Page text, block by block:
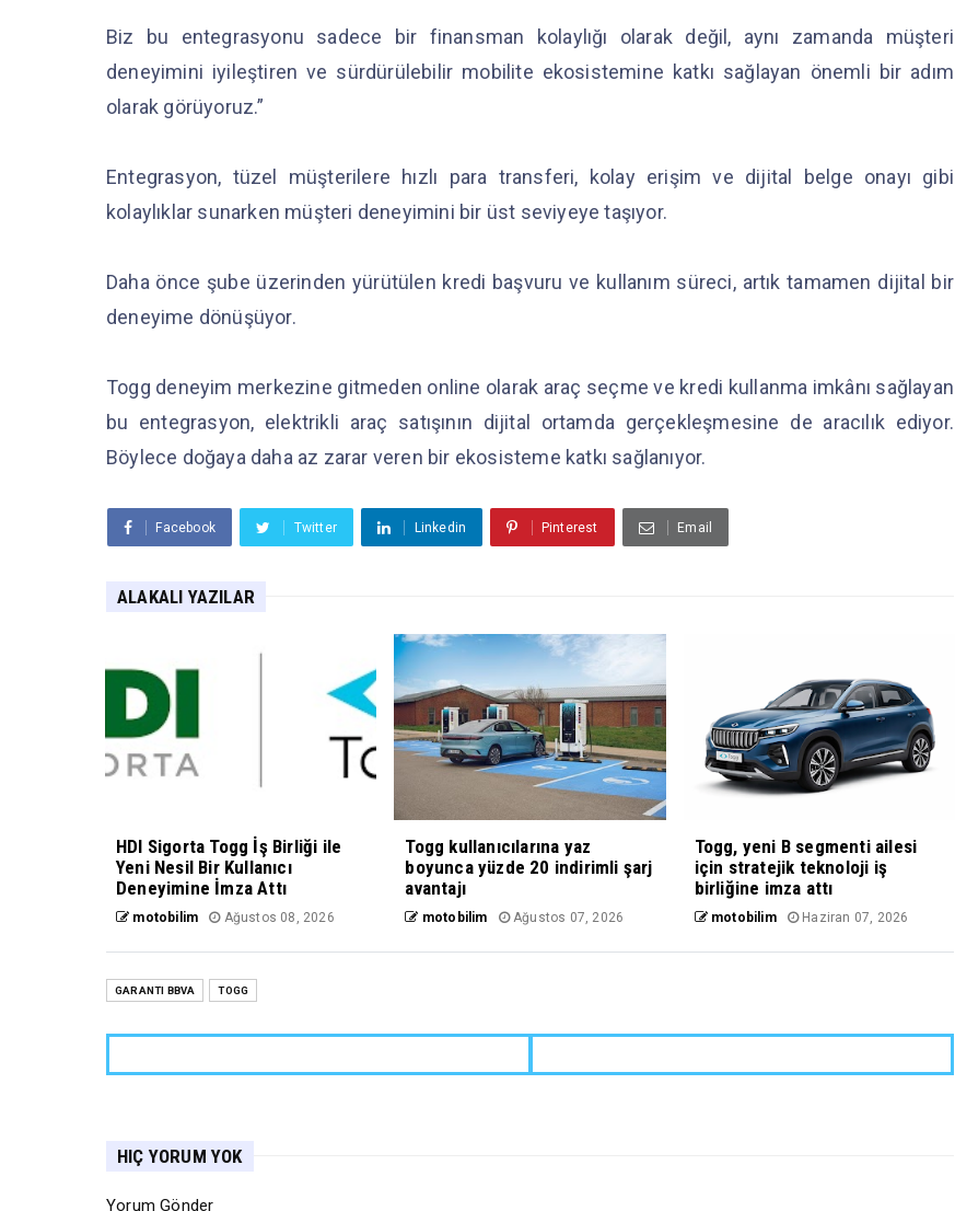
Biz bu entegrasyonu sadece bir finansman kolaylığı olarak değil, aynı zamanda müşteri
deneyimini iyileştiren ve sürdürülebilir mobilite ekosistemine katkı sağlayan önemli bir adım
olarak görüyoruz.”
Entegrasyon, tüzel müşterilere hızlı para transferi, kolay erişim ve dijital belge onayı gibi
kolaylıklar sunarken müşteri deneyimini bir üst seviyeye taşıyor.
Daha önce şube üzerinden yürütülen kredi başvuru ve kullanım süreci, artık tamamen dijital bir
deneyime dönüşüyor.
Togg deneyim merkezine gitmeden online olarak araç seçme ve kredi kullanma imkânı sağlayan
bu entegrasyon, elektrikli araç satışının dijital ortamda gerçekleşmesine de aracılık ediyor.
Böylece doğaya daha az zarar veren bir ekosisteme katkı sağlanıyor.
Facebook Twitter Linkedin Pinterest Email
ALAKALI YAZILAR
HDI Sigorta Togg İş Birliği ile
Yeni Nesil Bir Kullanıcı
Deneyimine İmza Attı
motobilim Ağustos 08, 2026
Togg kullanıcılarına yaz
boyunca yüzde 20 indirimli şarj
avantajı
motobilim Ağustos 07, 2026
Togg, yeni B segmenti ailesi
için stratejik teknoloji iş
birliğine imza attı
motobilim Haziran 07, 2026
GARANTI BBVA TOGG
HIÇ YORUM YOK
Yorum Gönder